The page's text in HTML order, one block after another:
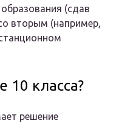
(сдав
вторым (например,
10 класса?
решение